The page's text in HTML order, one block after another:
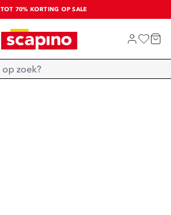
TOT 70% KORTING OP SALE
SALE: LAATSTE KANS!
SHOP NIEUW
Home